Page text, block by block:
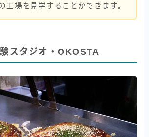
工場を見学することができます。
スタジオ・OKOSTA